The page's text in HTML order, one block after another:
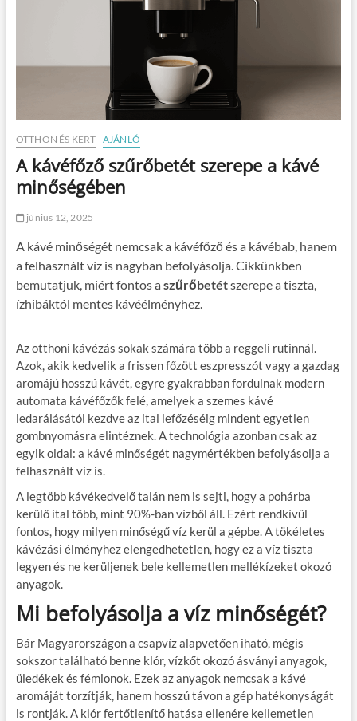
OTTHON ÉS KERT AJÁNLÓ
A kávéfőző szűrőbetét szerepe a kávé
minőségében
június 12, 2025
A kávé minőségét nemcsak a kávéfőző és a kávébab, hanem
a felhasznált víz is nagyban befolyásolja. Cikkünkben
bemutatjuk, miért fontos a szűrőbetétszerepe a tiszta,
ízhibáktól mentes kávéélményhez.
Az otthoni kávézás sokak számára több a reggeli rutinnál.
Azok, akik kedvelik a frissen főzött eszpresszót vagy a gazdag
aromájú hosszú kávét, egyre gyakrabban fordulnak modern
automata kávéfőzők felé, amelyek a szemes kávé
ledarálásától kezdve az ital lefőzéséig mindent egyetlen
gombnyomásra elintéznek. A technológia azonban csak az
egyik oldal: a kávé minőségét nagymértékben befolyásolja a
felhasznált víz is.
A legtöbb kávékedvelő talán nem is sejti, hogy a pohárba
kerülő ital több, mint 90%-ban vízből áll. Ezért rendkívül
fontos, hogy milyen minőségű víz kerül a gépbe. A tökéletes
kávézási élményhez elengedhetetlen, hogy ez a víz tiszta
legyen és ne kerüljenek bele kellemetlen mellékízeket okozó
anyagok.
Mi befolyásolja a víz minőségét?
Bár Magyarországon a csapvíz alapvetően iható, mégis
sokszor található benne klór, vízkőt okozó ásványi anyagok,
üledékek és fémionok. Ezek az anyagok nemcsak a kávé
aromáját torzítják, hanem hosszú távon a gép hatékonyságát
is rontják. A klór fertőtlenítő hatása ellenére kellemetlen